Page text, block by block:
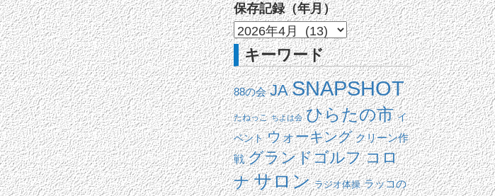
保存記録（年月）
キーワード
88の会 JA SNAPSHOT
たねっこ ちよは会 ひらたの市 イ
ベント ウォーキング クリーン作
戦 グランドゴルフ コロ
ナ サロン ラジオ体操 ラッコの